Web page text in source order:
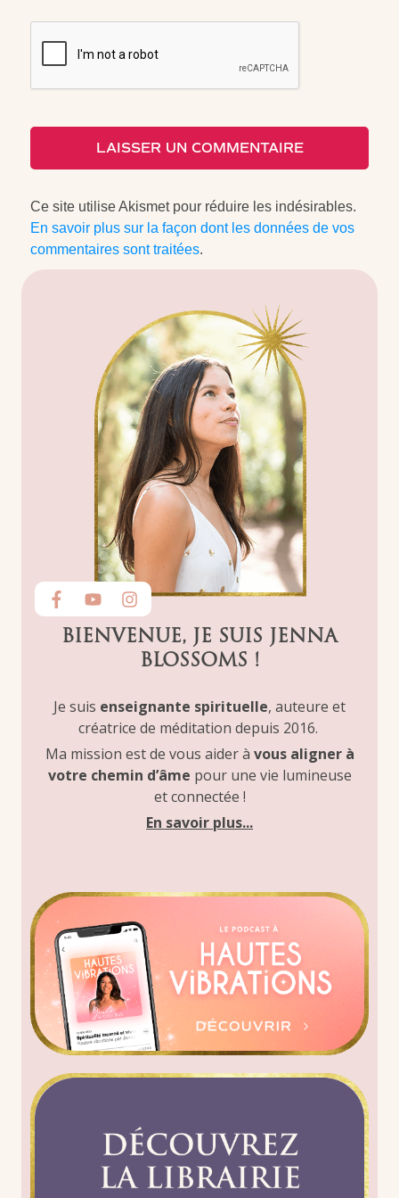
LAISSER UN COMMENTAIRE
Ce site utilise Akismet pour réduire les indésirables.
En savoir plus sur la façon dont les données de vos
commentaires sont traitées.
BIENVENUE, JE SUIS JENNA
BLOSSOMS !
Je suis enseignante spirituelle, auteure et
créatrice de méditation depuis 2016.
Ma mission est de vous aider à vous aligner à
votre chemin d’âme pour une vie lumineuse
et connectée !
En savoir plus...